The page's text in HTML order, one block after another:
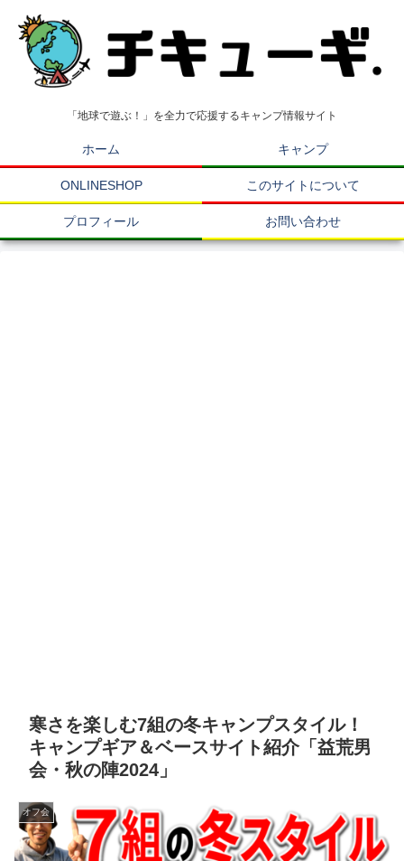
「地球で遊ぶ！」を全力で応援するキャンプ情報サイト
ホーム キャンプ
ONLINESHOP このサイトについて
プロフィール お問い合わせ
寒さを楽しむ7組の冬キャンプスタイル！
キャンプギア＆ベースサイト紹介「益荒男
会・秋の陣2024」
オフ会